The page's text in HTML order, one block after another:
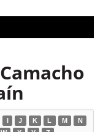
I J K L M
N